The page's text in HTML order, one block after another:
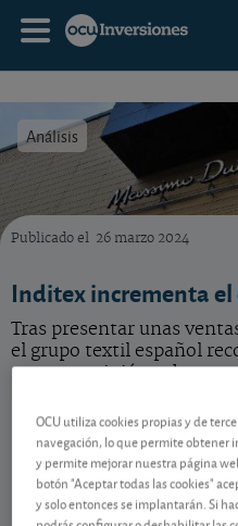
Análisis
Publicado el 26 marzo 2024
Inditex incrementa
Tras presentar unas
el grupo textil español
nuestra opinión sobre
Inditex
ES0148396007
07/08/2026 Madrid
OCU utiliza cookies propias y de
navegación, lo que permite obtener
y permite mejorar nuestra página
botón "Aceptar todas las cookies"
y solo entonces se implantarán. Si